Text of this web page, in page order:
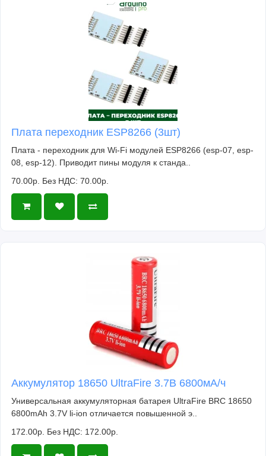
Плата переходник ESP8266 (3шт)
Плата - переходник для Wi-Fi модулей ESP8266 (esp-07, esp-
08, esp-12). Приводит пины модуля к станда..
70.00р. Без НДС: 70.00р.
Аккумулятор 18650 UltraFire 3.7В 6800мА/ч
Универсальная аккумуляторная батарея UltraFire BRC 18650
6800mAh 3.7V li-ion отличается повышенной э..
172.00р. Без НДС: 172.00р.